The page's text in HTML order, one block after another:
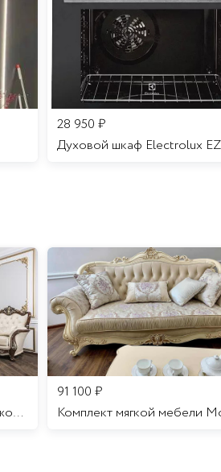
28 950 ₽
Комплект мягкой мебели Джоконда
91 100 ₽